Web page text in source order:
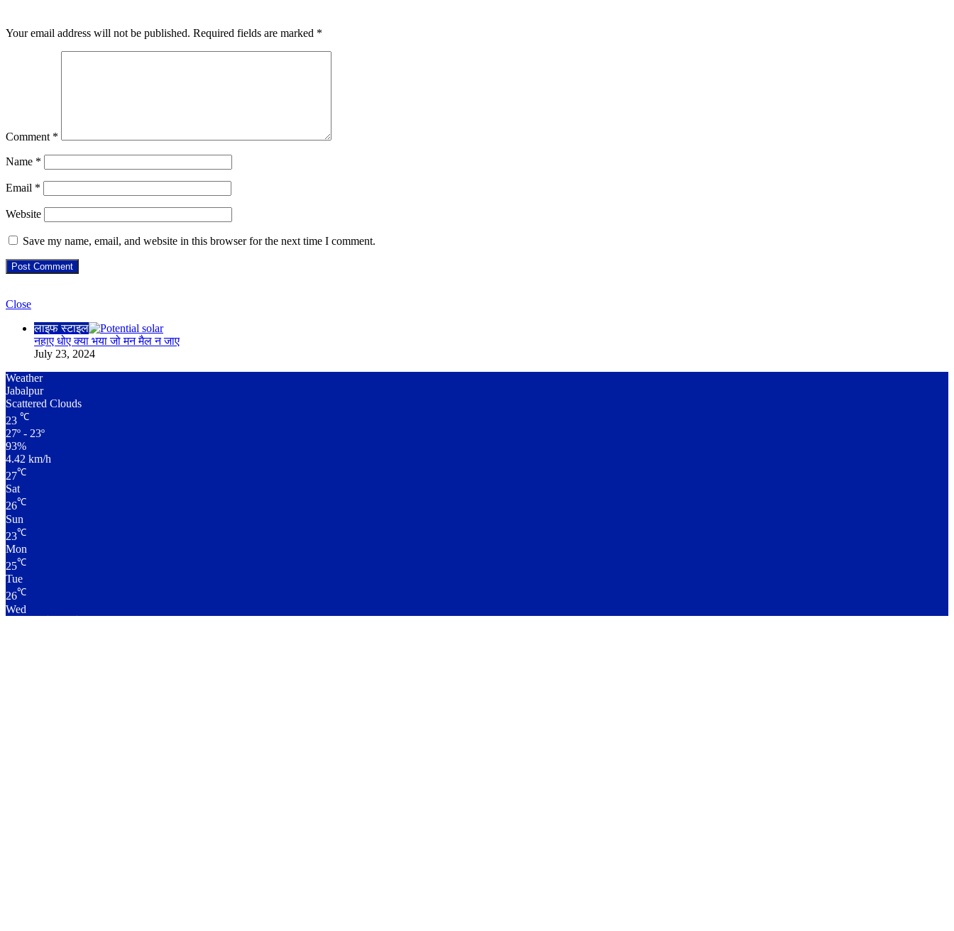
Your email address will not be published. Required fields are marked *
Comment *
Name *
Email *
Website
Save my name, email, and website in this browser for the next time I comment.
Close
लाइफ स्टाइल
नहाए धोए क्या भया जो मन मैल न जाए
July 23, 2024
Weather
Jabalpur
Scattered Clouds
23 ℃
27º - 23º
93%
4.42 km/h
27℃
Sat
26℃
Sun
23℃
Mon
25℃
Tue
26℃
Wed